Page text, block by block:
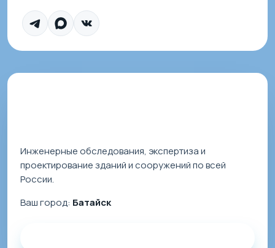
Инженерные обследования, экспертиза и
проектирование зданий и сооружений по всей
России.
Ваш город: Батайск